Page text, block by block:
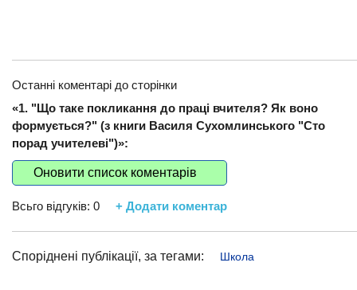
Останні коментарі до сторінки
«1. "Що таке покликання до праці вчителя? Як воно
формується?" (з книги Василя Сухомлинського "Сто
порад учителеві")»:
Оновити список коментарів
Всьго відгуків: 0 + Додати коментар
Споріднені публікації, за тегами: Школа